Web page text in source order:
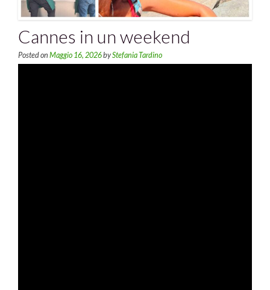
Cannes in un weekend
Posted on Maggio 16, 2026byStefania Tardino